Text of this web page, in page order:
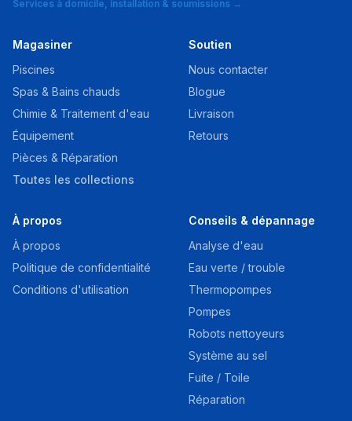
Services à domicile, installation & soumissions →
Magasiner
Piscines
Spas & Bains chauds
Chimie & Traitement d'eau
Équipement
Pièces & Réparation
Toutes les collections
Soutien
Nous contacter
Blogue
Livraison
Retours
À propos
À propos
Politique de confidentialité
Conditions d'utilisation
Conseils & dépannage
Analyse d'eau
Eau verte / trouble
Thermopompes
Pompes
Robots nettoyeurs
Système au sel
Fuite / Toile
Réparation